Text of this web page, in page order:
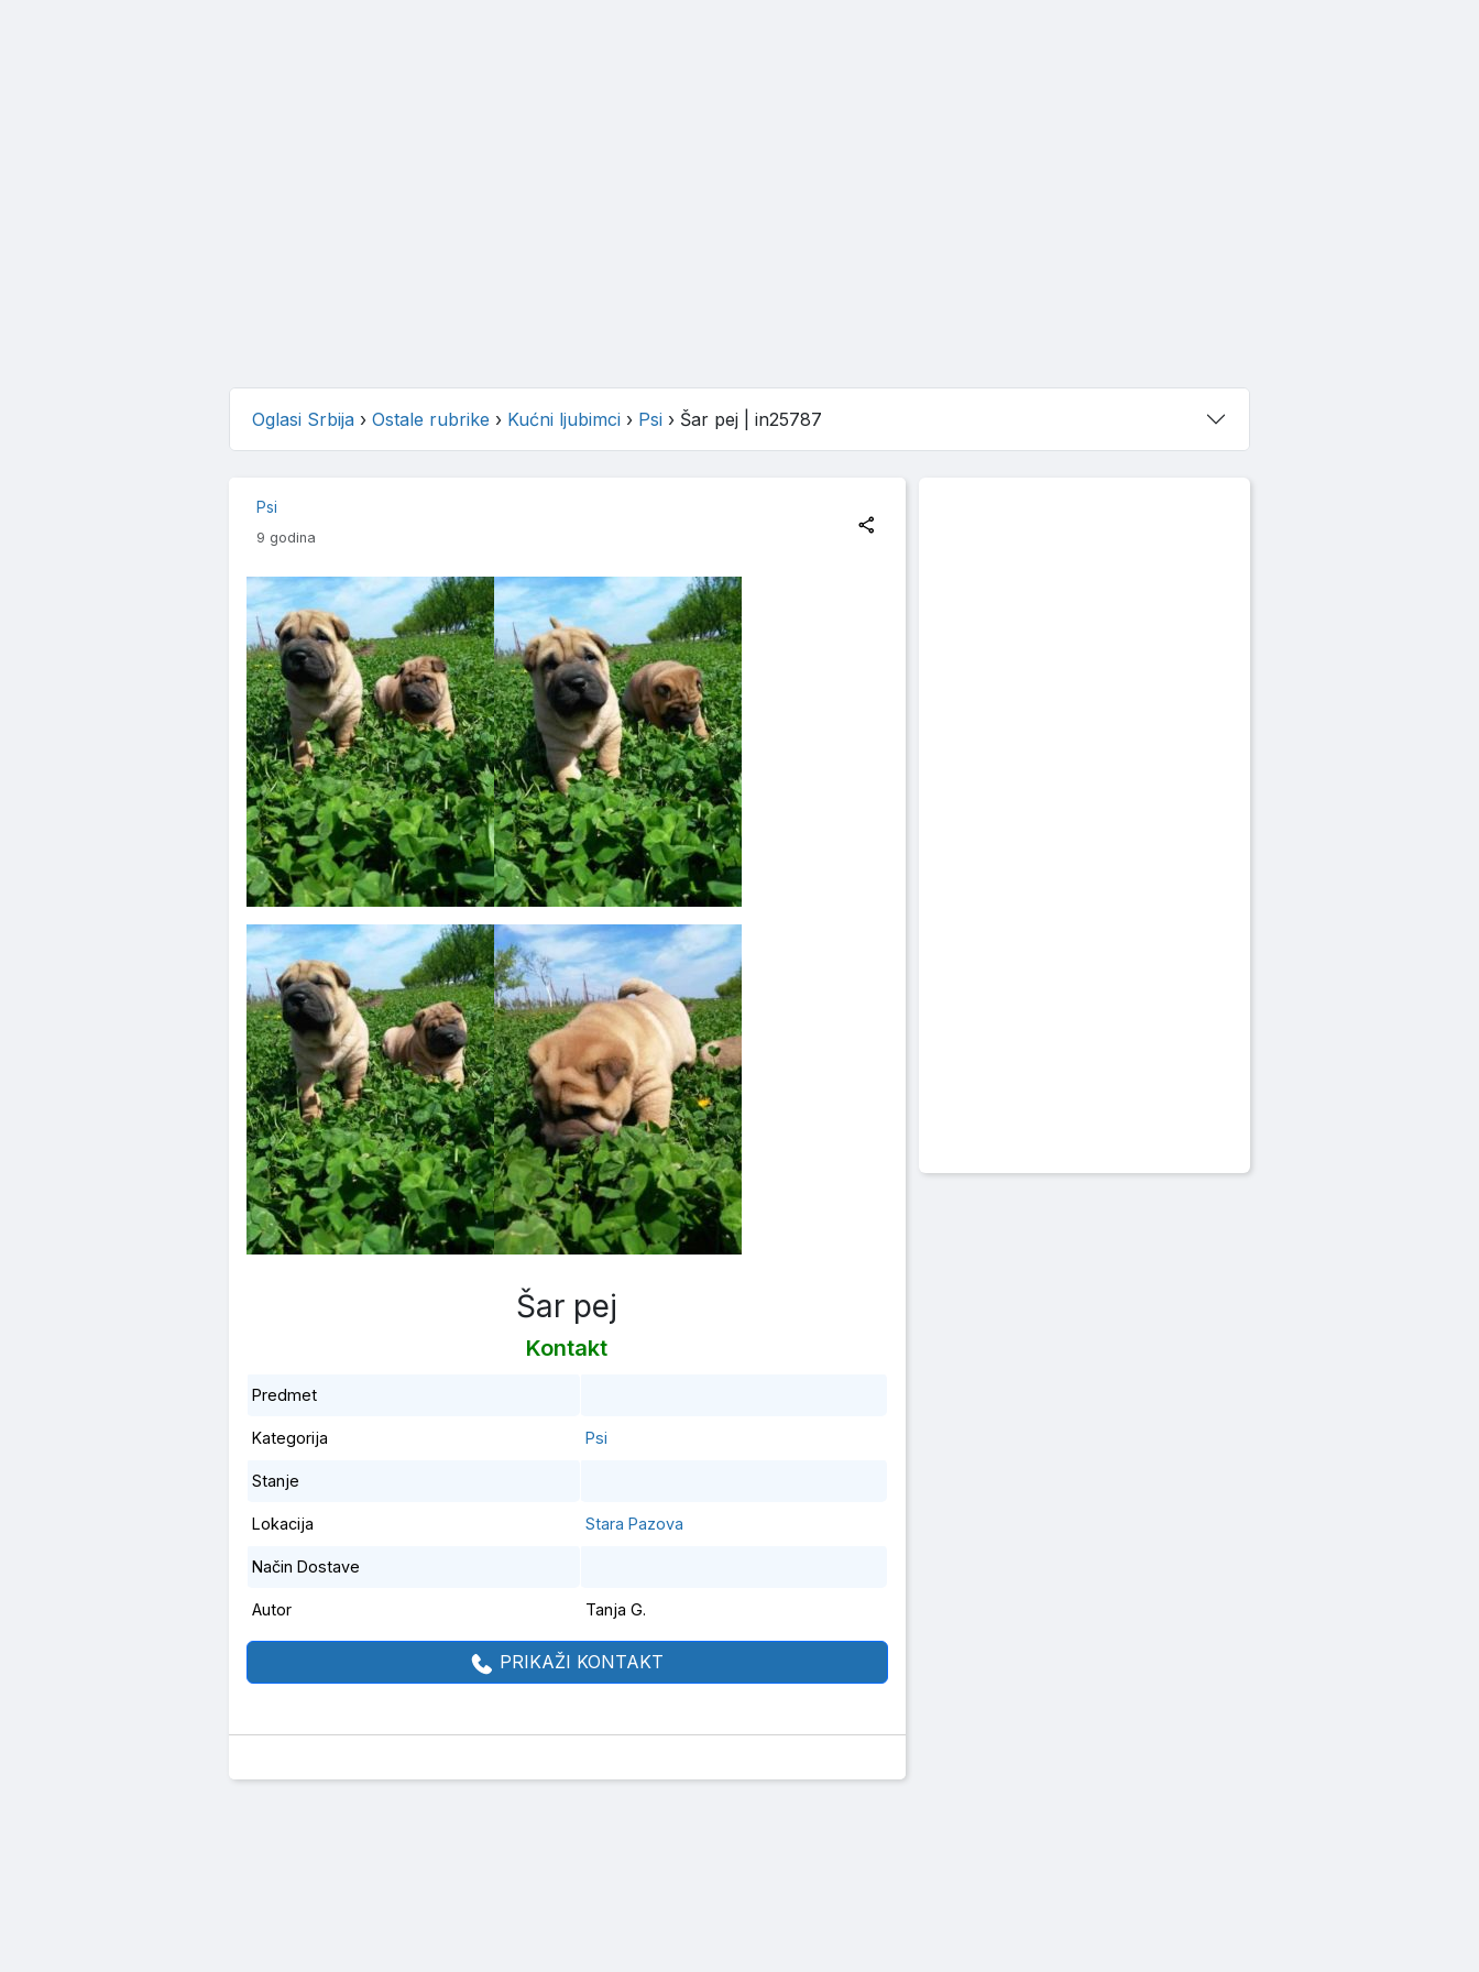
Oglasi Srbija› Ostale rubrike › Kućni ljubimci› Psi› Šar pej| in25787
Psi
9 godina
Šar pej
Kontakt
Predmet
Kategorija Psi
Stanje
Lokacija Stara Pazova
Način Dostave
Autor Tanja G.
PRIKAŽI KONTAKT